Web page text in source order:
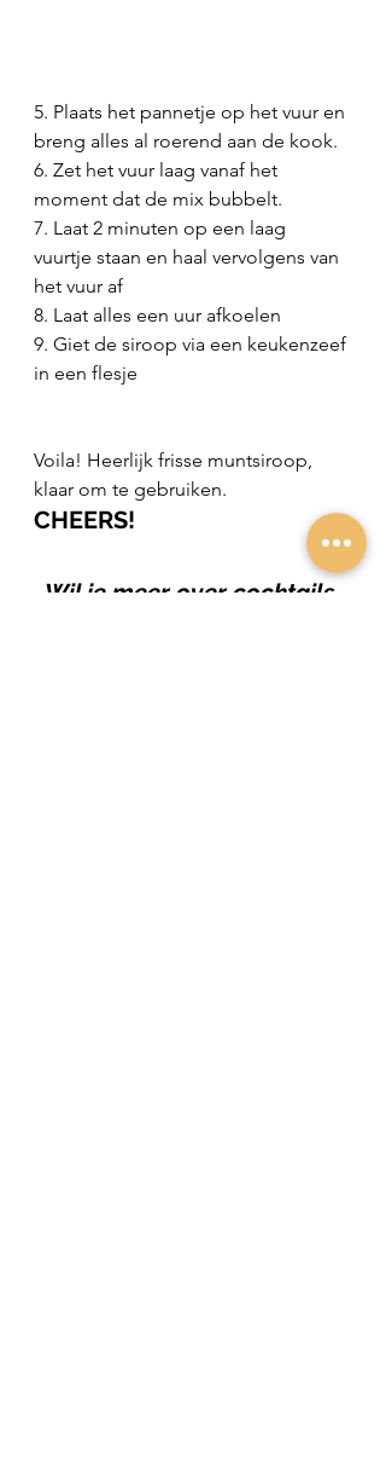
5. Plaats het pannetje op het vuur en
breng alles al roerend aan de kook.
6. Zet het vuur laag vanaf het
moment dat de mix bubbelt.
7. Laat 2 minuten op een laag
vuurtje staan en haal vervolgens van
het vuur af
8. Laat alles een uur afkoelen
9. Giet de siroop via een keukenzeef
in een flesje
Voila! Heerlijk frisse muntsiroop,
klaar om te gebruiken.
CHEERS!
Wil je meer over cocktails